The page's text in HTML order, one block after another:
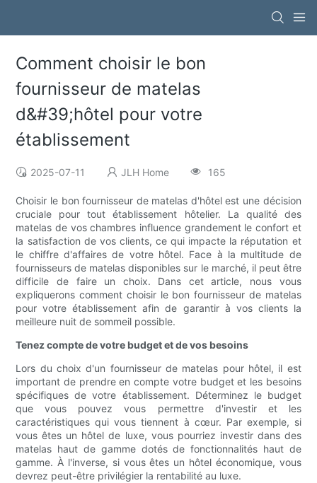
Comment choisir le bon
fournisseur de matelas
d&#39;hôtel pour votre
établissement
2025-07-11 JLH Home 165
Choisir le bon fournisseur de matelas d'hôtel est une décision
cruciale pour tout établissement hôtelier. La qualité des
matelas de vos chambres influence grandement le confort et
la satisfaction de vos clients, ce qui impacte la réputation et
le chiffre d'affaires de votre hôtel. Face à la multitude de
fournisseurs de matelas disponibles sur le marché, il peut être
difficile de faire un choix. Dans cet article, nous vous
expliquerons comment choisir le bon fournisseur de matelas
pour votre établissement afin de garantir à vos clients la
meilleure nuit de sommeil possible.
Tenez compte de votre budget et de vos besoins
Lors du choix d'un fournisseur de matelas pour hôtel, il est
important de prendre en compte votre budget et les besoins
spécifiques de votre établissement. Déterminez le budget
que vous pouvez vous permettre d'investir et les
caractéristiques qui vous tiennent à cœur. Par exemple, si
vous êtes un hôtel de luxe, vous pourriez investir dans des
matelas haut de gamme dotés de fonctionnalités haut de
gamme. À l'inverse, si vous êtes un hôtel économique, vous
devrez peut-être privilégier la rentabilité au luxe.